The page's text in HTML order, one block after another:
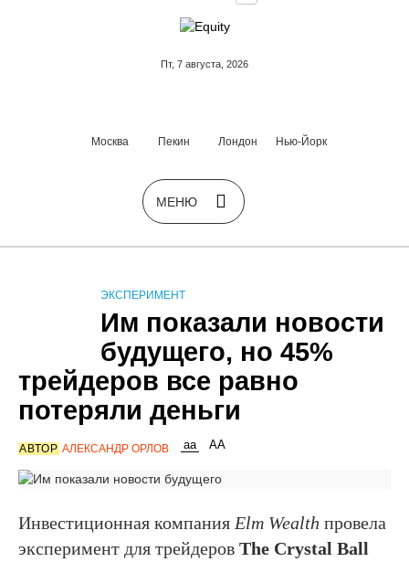
Пт, 7 августа, 2026
Москва Пекин Лондон Нью-Йорк
ЭКСПЕРИМЕНТ
Им показали новости
будущего, но 45%
трейдеров все равно
потеряли деньги
АВТОР АЛЕКСАНДР ОРЛОВ
Инвестиционная компания Elm Wealth провела
эксперимент для трейдеров The Crystal Ball